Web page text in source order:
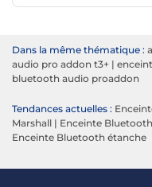
Dans la même thématique :
audio pro addon t3+ |
bluetooth audio proaddon
Tendances actuelles :
Marshall | Enceinte
Enceinte Bluetooth étanche